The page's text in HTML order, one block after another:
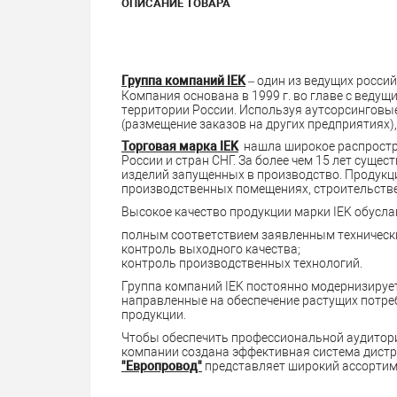
ОПИСАНИЕ ТОВАРА
Группа компаний IEK– один из ведущих
Компания основана в 1999 г. во главе с
территории России. Используя
(размещение заказов на других
Торговая марка IEKнашла широкое
России и стран СНГ. За более чем 15 лет
изделий запущенных в производство.
производственных помещениях,
Высокое качество продукции марки IEK
полным соответствием заявленным
контроль выходного качества;
контроль производственных технологий.
Группа компаний IEK постоянно
направленные на обеспечение растущих
продукции.
Чтобы обеспечить профессиональной
компании создана эффективная система
"Европровод" представляет широкий